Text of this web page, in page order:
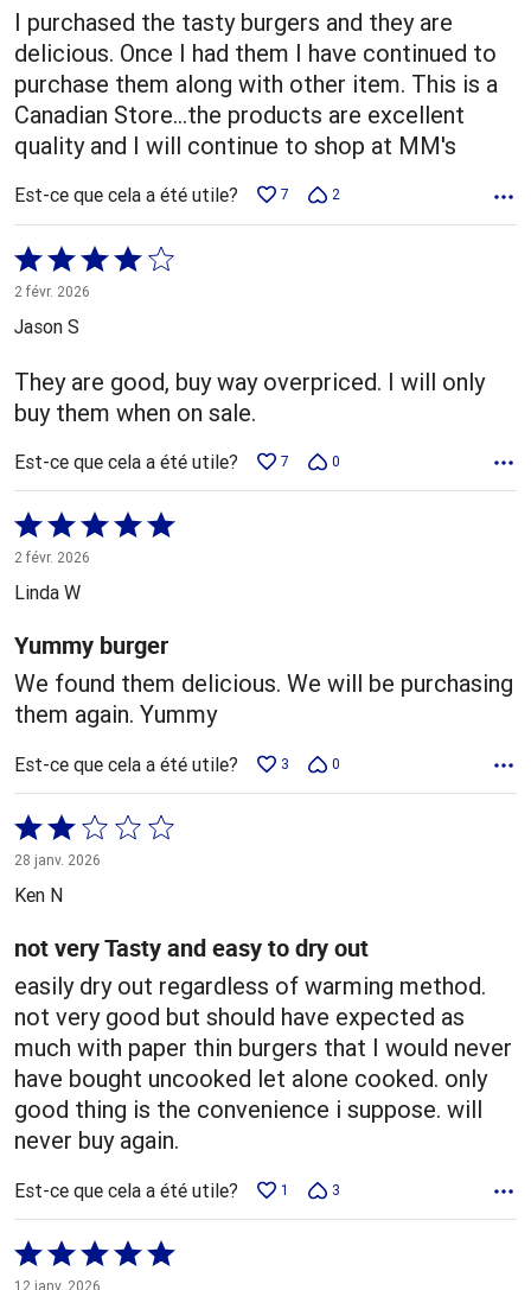
I purchased the tasty burgers and they are
delicious. Once I had them I have continued to
purchase them along with other item. This is a
Canadian Store...the products are excellent
quality and I will continue to shop at MM's
Est-ce que cela a été utile? 7 2
Coté
4 sur
5
2 févr. 2026
Jason S
They are good, buy way overpriced. I will only
buy them when on sale.
Est-ce que cela a été utile? 7 0
Coté
5 sur
5
2 févr. 2026
Linda W
Yummy burger
We found them delicious. We will be purchasing
them again. Yummy
Est-ce que cela a été utile? 3 0
Coté
2 sur
5
28 janv. 2026
Ken N
not very Tasty and easy to dry out
easily dry out regardless of warming method.
not very good but should have expected as
much with paper thin burgers that I would never
have bought uncooked let alone cooked. only
good thing is the convenience i suppose. will
never buy again.
Est-ce que cela a été utile? 1 3
Coté
5 sur
12 janv. 2026